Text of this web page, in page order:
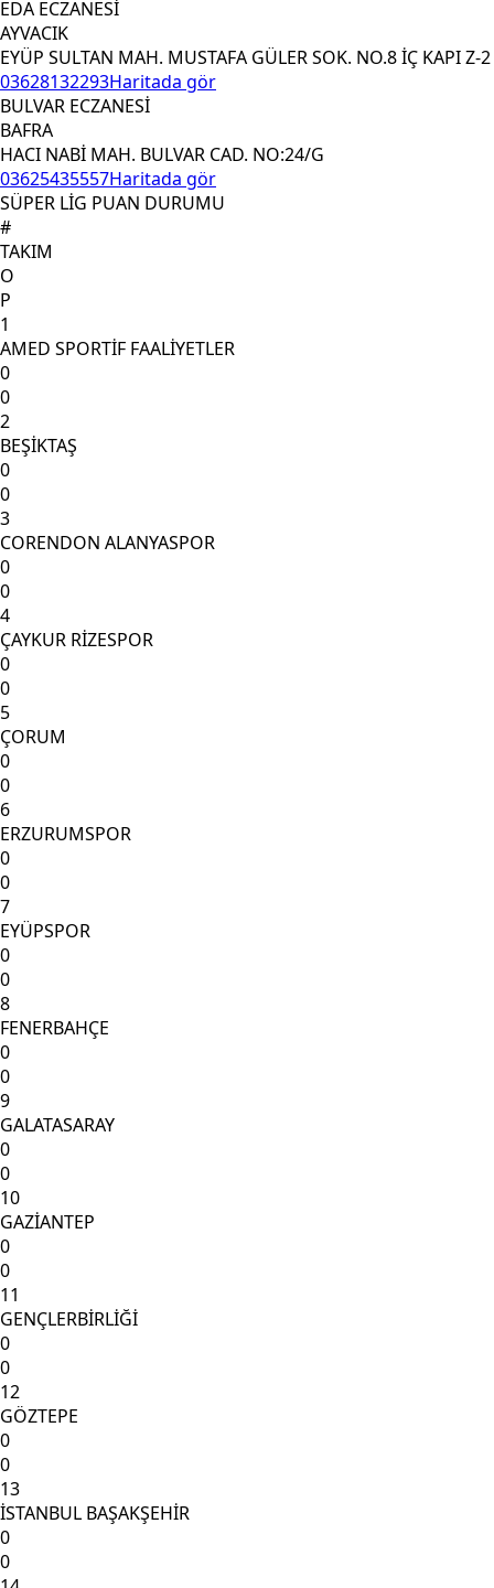
EDA ECZANESİ
AYVACIK
EYÜP SULTAN MAH. MUSTAFA GÜLER SOK. NO.8 İÇ KAPI Z-2
03628132293Haritada gör
BULVAR ECZANESİ
BAFRA
HACI NABİ MAH. BULVAR CAD. NO:24/G
03625435557Haritada gör
SÜPER LİG PUAN DURUMU
#
TAKIM
O
P
1
AMED SPORTİF FAALİYETLER
0
0
2
BEŞİKTAŞ
0
0
3
CORENDON ALANYASPOR
0
0
4
ÇAYKUR RİZESPOR
0
0
5
ÇORUM
0
0
6
ERZURUMSPOR
0
0
7
EYÜPSPOR
0
0
8
FENERBAHÇE
0
0
9
GALATASARAY
0
0
10
GAZİANTEP
0
0
11
GENÇLERBİRLİĞİ
0
0
12
GÖZTEPE
0
0
13
İSTANBUL BAŞAKŞEHİR
0
0